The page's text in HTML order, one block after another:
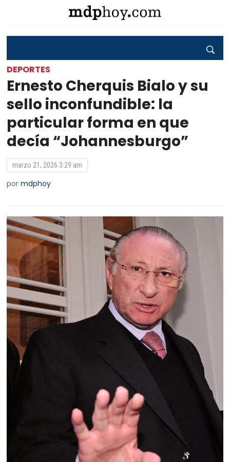
DEPORTES
Ernesto Cherquis Bialo y su
sello inconfundible: la
particular forma en que
decía “Johannesburgo”
marzo 21, 2026 3:29 am
pormdphoy